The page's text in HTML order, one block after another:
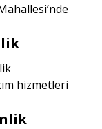
hizmetleri